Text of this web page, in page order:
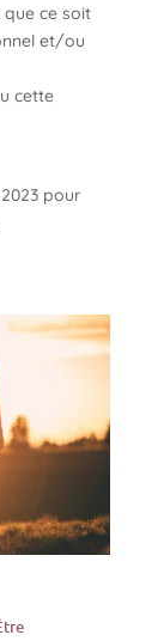
que ce soit
et/ou
cette
pour